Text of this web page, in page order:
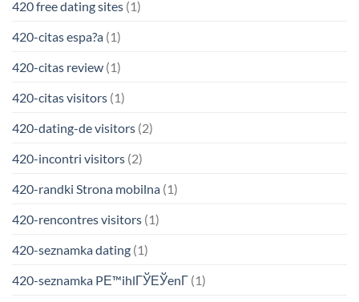
420 free dating sites (1)
420-citas espa?a (1)
420-citas review (1)
420-citas visitors (1)
420-dating-de visitors (2)
420-incontri visitors (2)
420-randki Strona mobilna (1)
420-rencontres visitors (1)
420-seznamka dating (1)
420-seznamka PЕ™ihlГЎЕЎenГ­ (1)